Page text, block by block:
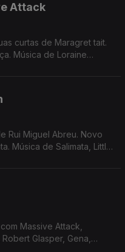
Attack
curtas de Maragret tait.
Música de Loraine
Rui Miguel Abreu. Novo
Música de Salimata, Little
Massive Attack,
Glasper, Gena,